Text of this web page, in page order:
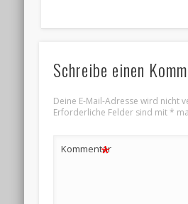
Schreibe einen
Deine E-Mail-Adresse wird nicht
Erforderliche Felder sind mit*
Kommentar
*